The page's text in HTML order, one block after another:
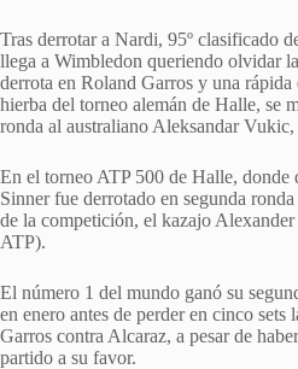
Tras derrotar a Nardi, 95º clasificado
llega a Wimbledon queriendo olvidar
derrota en Roland Garros y una
hierba del torneo alemán de Halle, se
ronda al australiano Aleksandar
En el torneo ATP 500 de Halle, donde
Sinner fue derrotado en segunda
de la competición, el kazajo
ATP).
El número 1 del mundo ganó su
en enero antes de perder en cinco sets
Garros contra Alcaraz, a pesar de
partido a su favor.